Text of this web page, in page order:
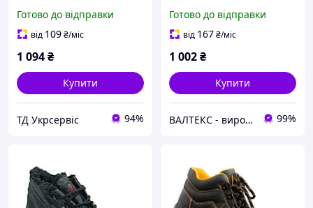
Готово до відправки
від 109₴/міс
1 094₴
Купити
ТД Укрсервіс 94%
Готово до відправки
від 167₴/міс
1 002₴
Купити
ВАЛТЕКС - виробник спецвзуття та спецодягу 99%